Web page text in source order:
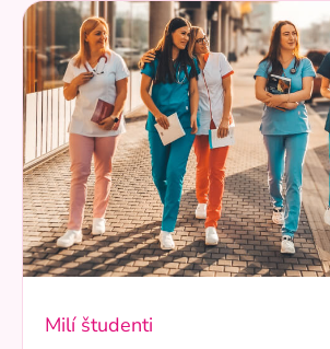
Milí študenti